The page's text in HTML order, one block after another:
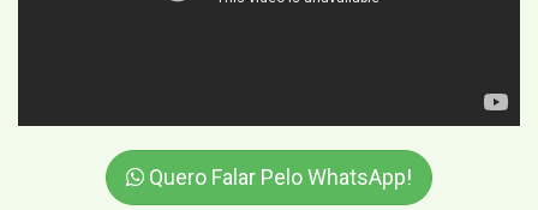
Quero Falar Pelo WhatsApp!